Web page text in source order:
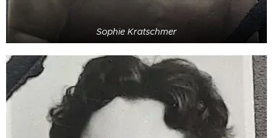
Sophie Kratschmer